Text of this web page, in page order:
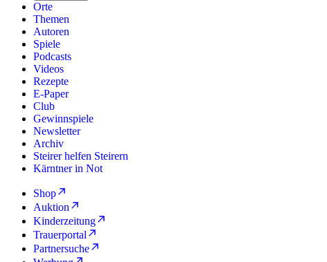
Orte
Themen
Autoren
Spiele
Podcasts
Videos
Rezepte
E-Paper
Club
Gewinnspiele
Newsletter
Archiv
Steirer helfen Steirern
Kärntner in Not
Shop
Auktion
Kinderzeitung
Trauerportal
Partnersuche